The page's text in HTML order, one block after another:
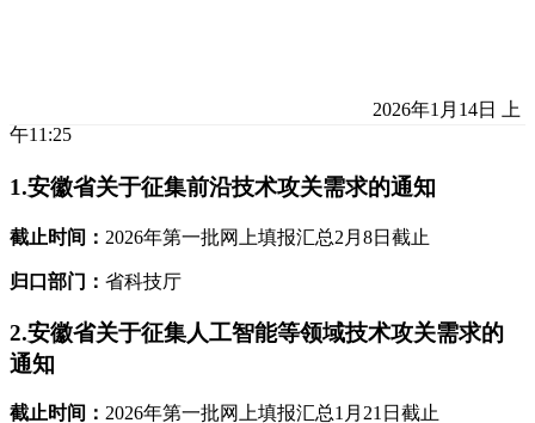
2026年1月14日 上
午11:25
1.安徽省关于征集前沿技术攻关需求的通知
截止时间： 2026年第一批网上填报汇总2月8日截止
归口部门： 省科技厅
2.安徽省关于征集人工智能等领域技术攻关需求的
通知
截止时间： 2026年第一批网上填报汇总1月21日截止